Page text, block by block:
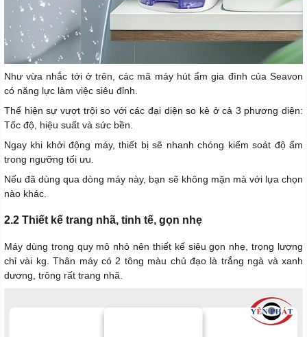
Như vừa nhắc tới ở trên, các mã máy hút ẩm gia đình của Seavon
có năng lực làm việc siêu đỉnh.
Thể hiện sự vượt trội so với các đại diện so kè ở cả 3 phương diện:
Tốc độ, hiệu suất và sức bền.
Ngay khi khởi động máy, thiết bị sẽ nhanh chóng kiểm soát độ ẩm
trong ngưỡng tối ưu.
Nếu đã dùng qua dòng máy này, bạn sẽ không mặn mà với lựa chọn
nào khác.
2.2 Thiết kế trang nhã, tinh tế, gọn nhẹ
Máy dùng trong quy mô nhỏ nên thiết kế siêu gọn nhẹ, trọng lượng
chỉ vài kg. Thân máy có 2 tông màu chủ đạo là trắng ngà và xanh
dương, trông rất trang nhã.